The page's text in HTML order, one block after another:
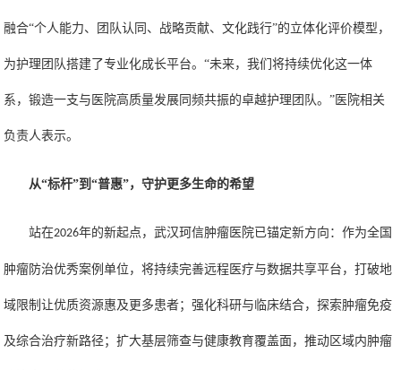
融合“个人能力、团队认同、战略贡献、文化践行”的立体化评价模型，
为护理团队搭建了专业化成长平台。“未来，我们将持续优化这一体
系，锻造一支与医院高质量发展同频共振的卓越护理团队。”医院相关
负责人表示。
从“标杆”到“普惠”，守护更多生命的希望
站在2026年的新起点，武汉珂信肿瘤医院已锚定新方向：作为全国
肿瘤防治优秀案例单位，将持续完善远程医疗与数据共享平台，打破地
域限制让优质资源惠及更多患者；强化科研与临床结合，探索肿瘤免疫
及综合治疗新路径；扩大基层筛查与健康教育覆盖面，推动区域内肿瘤